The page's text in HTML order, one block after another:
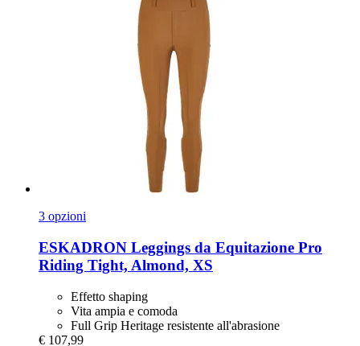
3 opzioni
ESKADRON Leggings da Equitazione Pro
Riding Tight, Almond, XS
Effetto shaping
Vita ampia e comoda
Full Grip Heritage resistente all'abrasione
€ 107,99